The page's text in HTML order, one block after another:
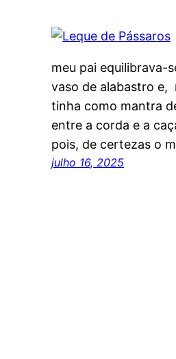
meu pai equilibrava-
vaso de alabastro e,
tinha como mantra
entre a corda e a
pois, de certezas o
julho 16, 2025